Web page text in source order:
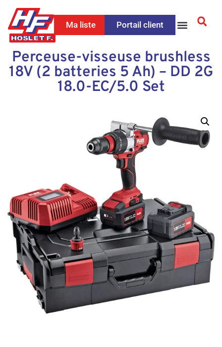
Ma liste Portail client
Perceuse-visseuse brushless
18V (2 batteries 5 Ah) – DD 2G
18.0-EC/5.0 Set